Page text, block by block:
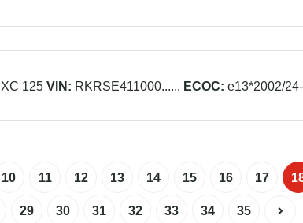
XC 125 VIN: RKRSE411000...... ECOC: e13*2002/
10 11 12 13 14 15 16 17
29 30 31 32 33 34 35